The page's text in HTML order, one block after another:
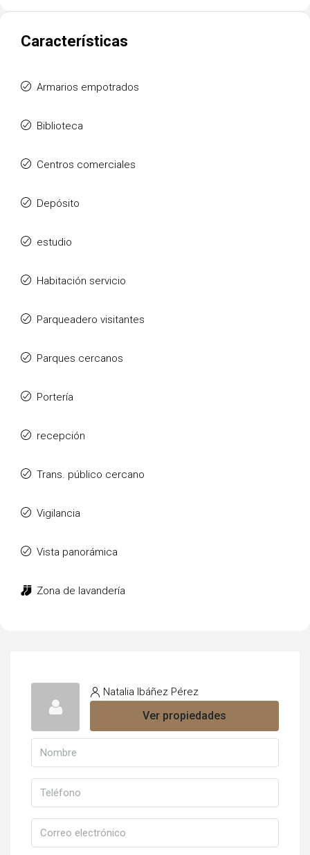
Características
Armarios empotrados
Biblioteca
Centros comerciales
Depósito
estudio
Habitación servicio
Parqueadero visitantes
Parques cercanos
Portería
recepción
Trans. público cercano
Vigilancia
Vista panorámica
Zona de lavandería
Natalia Ibáñez Pérez
Ver propiedades